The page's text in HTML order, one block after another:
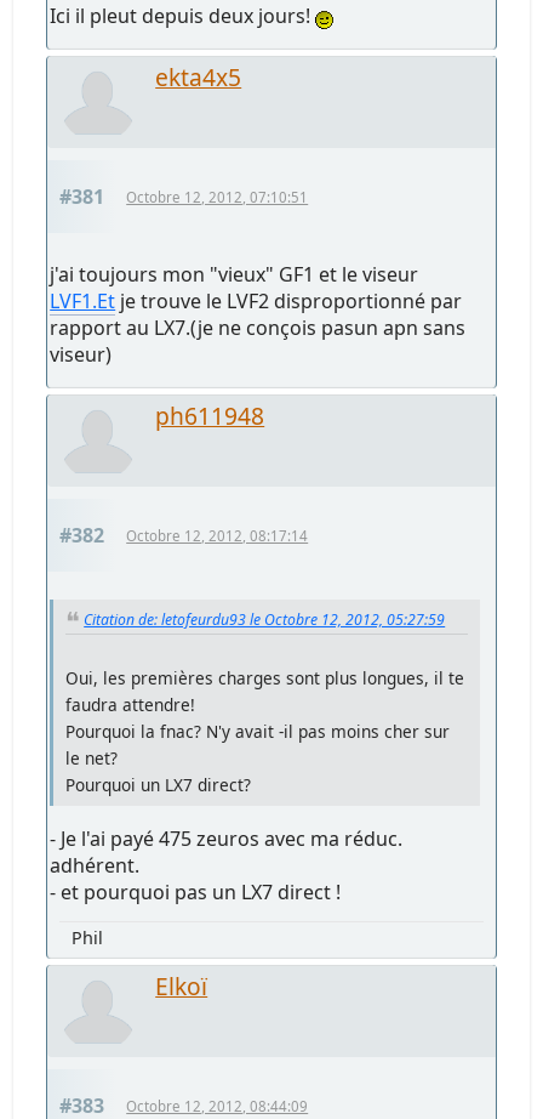
Ici il pleut depuis deux jours!
ekta4x5
#381 Octobre 12, 2012, 07:10:51
j'ai toujours mon "vieux" GF1 et le viseur
LVF1.Et je trouve le LVF2 disproportionné par
rapport au LX7.(je ne conçois pasun apn sans
viseur)
ph611948
#382 Octobre 12, 2012, 08:17:14
Citation de: letofeurdu93 le Octobre 12, 2012, 05:27:59
Oui, les premières charges sont plus longues, il te
faudra attendre!
Pourquoi la fnac? N'y avait -il pas moins cher sur
le net?
Pourquoi un LX7 direct?
- Je l'ai payé 475 zeuros avec ma réduc.
adhérent.
- et pourquoi pas un LX7 direct !
Phil
Elkoï
#383 Octobre 12, 2012, 08:44:09